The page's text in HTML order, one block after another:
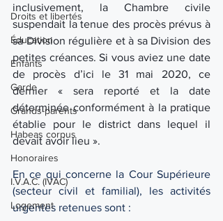
Droits et libertés
Éducation
Enfants
Garde
Grands-parents
Habeas corpus
Honoraires
I.V.A.C. (IVAC)
Logement
inclusivement, la Chambre civile
suspendait la tenue des procès prévus à
sa Division régulière et à sa Division des
petites créances. Si vous aviez une date
de procès d’ici le 31 mai 2020, ce
dernier « sera reporté et la date
déterminée conformément à la pratique
établie pour le district dans lequel il
devait avoir lieu ».
En ce qui concerne la Cour Supérieure
(secteur civil et familial), les activités
urgentes retenues sont :